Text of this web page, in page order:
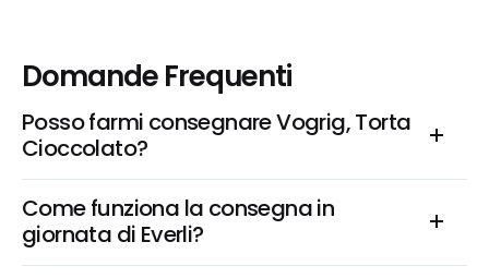
Domande Frequenti
Posso farmi consegnare Vogrig, Torta
Cioccolato?
Come funziona la consegna in
giornata di Everli?